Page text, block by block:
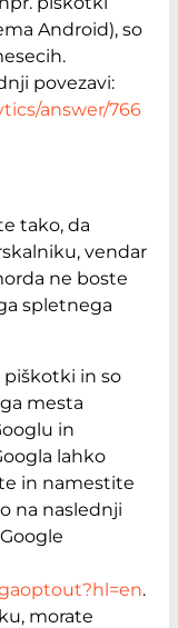
Android), so
povezavi:
answer/766
tako, da
vendar
ne boste
spletnega
piškotki in so
mesta
in
lahko
in namestite
na naslednji
.
morate